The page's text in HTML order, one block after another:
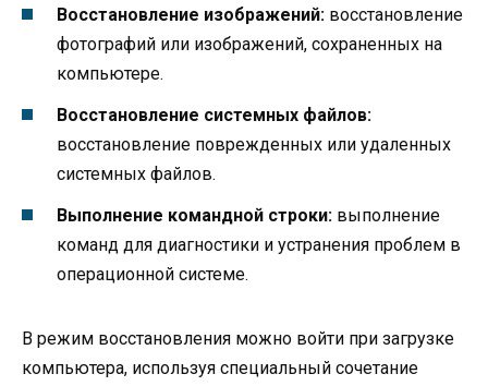
Восстановление изображений: восстановление
фотографий или изображений, сохраненных на
компьютере.
Восстановление системных файлов:
восстановление поврежденных или удаленных
системных файлов.
Выполнение командной строки: выполнение
команд для диагностики и устранения проблем в
операционной системе.
В режим восстановления можно войти при загрузке
компьютера, используя специальный сочетание